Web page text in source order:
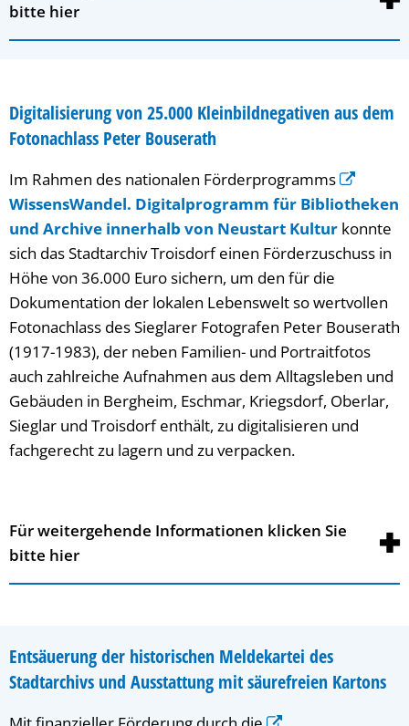
bitte hier
Digitalisierung von 25.000 Kleinbildnegativen aus dem
Fotonachlass Peter Bouserath
Im Rahmen des nationalen Förderprogramms
WissensWandel. Digitalprogramm für Bibliotheken
und Archive innerhalb von Neustart Kultur konnte
sich das Stadtarchiv Troisdorf einen Förderzuschuss in
Höhe von 36.000 Euro sichern, um den für die
Dokumentation der lokalen Lebenswelt so wertvollen
Fotonachlass des Sieglarer Fotografen Peter Bouserath
(1917-1983), der neben Familien- und Portraitfotos
auch zahlreiche Aufnahmen aus dem Alltagsleben und
Gebäuden in Bergheim, Eschmar, Kriegsdorf, Oberlar,
Sieglar und Troisdorf enthält, zu digitalisieren und
fachgerecht zu lagern und zu verpacken.
Für weitergehende Informationen klicken Sie
bitte hier
Entsäuerung der historischen Meldekartei des
Stadtarchivs und Ausstattung mit säurefreien Kartons